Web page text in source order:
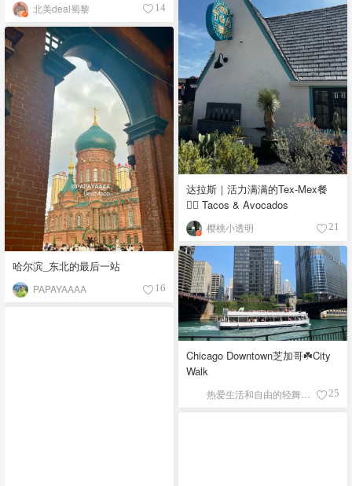
北美deal蜀黎 14
达拉斯｜活力满满的Tex-Mex餐
👉🏼 Tacos & Avocados
樱桃小透明 21
哈尔滨_东北的最后一站
PAPAYAAAA 16
Chicago Downtown芝加哥☘️City
Walk
25